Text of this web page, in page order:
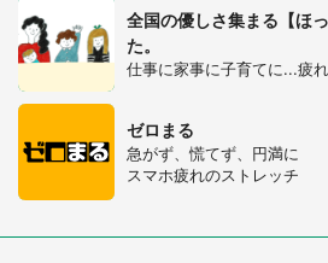
全国の優しさ集まる【ほ
た。
仕事に家事に子育てに...疲
ゼロまる
急がず、慌てず、円満に
スマホ疲れのストレッチ